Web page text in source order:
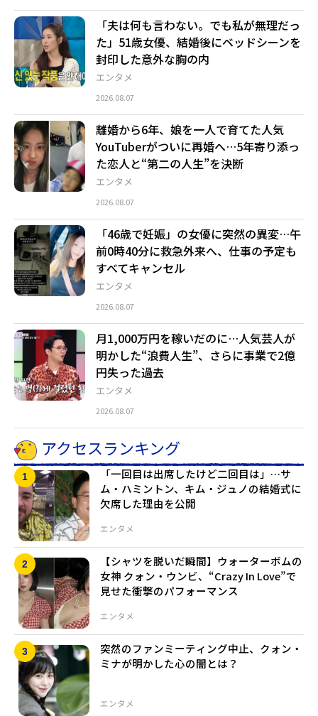
エンタメ
「夫は何も言わない。でも私が無理だっ
た」51歳女優、結婚後にベッドシーンを
封印した意外な胸の内
2026.08.07
エンタメ
離婚から6年、娘を一人で育てた人気
YouTuberがついに再婚へ…5年寄り添っ
た恋人と“第二の人生”を決断
2026.08.07
エンタメ
「46歳で妊娠」の女優に突然の異変…午
前0時40分に救急外来へ、仕事の予定も
すべてキャンセル
2026.08.07
エンタメ
月1,000万円を稼いだのに…人気芸人が
明かした“浪費人生”、さらに事業で2億
円失った過去
2026.08.07
アクセスランキング
エンタメ
「一回目は出席したけど二回目は」…サ
ム・ハミントン、キム・ジュノの結婚式に
欠席した理由を公開
エンタメ
【シャツを脱いだ瞬間】ウォーターボムの
女神 クォン・ウンビ、“Crazy In Love”で
見せた衝撃のパフォーマンス
エンタメ
突然のファンミーティング中止、クォン・
ミナが明かした心の闇とは？